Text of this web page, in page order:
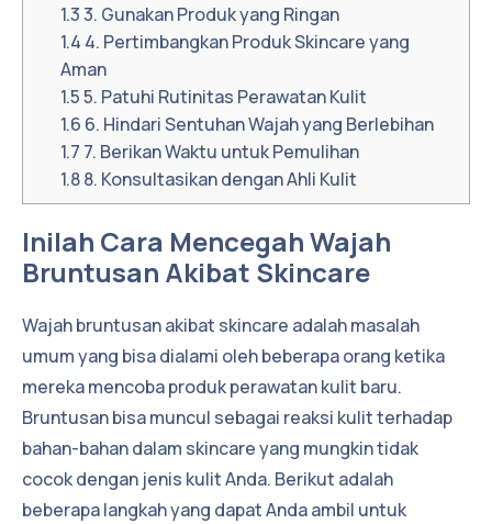
1.33. Gunakan Produk yang Ringan
1.4 4. Pertimbangkan Produk Skincare yang
Aman
1.55. Patuhi Rutinitas Perawatan Kulit
1.6 6. Hindari Sentuhan Wajah yang Berlebihan
1.7 7. Berikan Waktu untuk Pemulihan
1.88. Konsultasikan dengan Ahli Kulit
Inilah Cara Mencegah Wajah
Bruntusan Akibat Skincare
Wajah bruntusan akibat skincare adalah masalah
umum yang bisa dialami oleh beberapa orang ketika
mereka mencoba produk perawatan kulit baru.
Bruntusan bisa muncul sebagai reaksi kulit terhadap
bahan-bahan dalam skincare yang mungkin tidak
cocok dengan jenis kulit Anda. Berikut adalah
beberapa langkah yang dapat Anda ambil untuk